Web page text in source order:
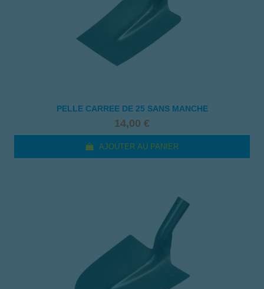
PELLE CARREE DE 25 SANS MANCHE
14,00 €
AJOUTER AU PANIER